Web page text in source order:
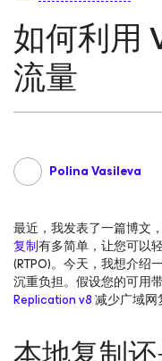
如何利用
流量
Polina Vasileva
最近，我发表了一篇博文
复制有多简单，让您可以
(RTPO)。今天，我想介绍
沉重负担。假设您的可用
Replication v8减少广域网